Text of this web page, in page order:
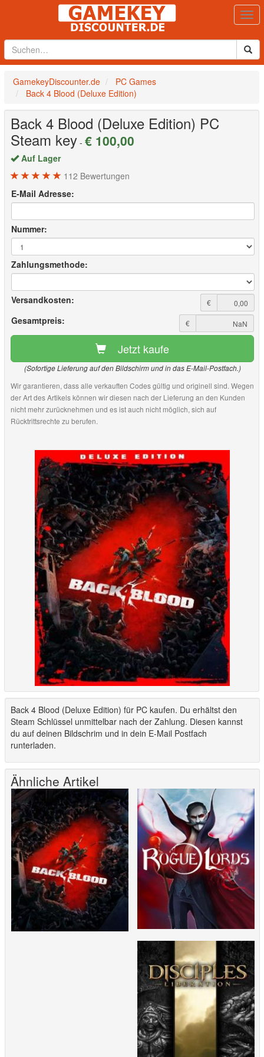
GamekeyDiscounter.de
PC Games
Back 4 Blood (Deluxe Edition)
Back 4 Blood (Deluxe Edition) PC
Steam key - € 100,00
Auf Lager
112 Bewertungen
E-Mail Adresse:
Nummer:
Zahlungsmethode:
Versandkosten: €
Gesamtpreis: €
Jetzt kaufe
(Sofortige Lieferung auf den Bildschirm und in das E-Mail-Postfach.)
Wir garantieren, dass alle verkauften Codes gültig und originell sind. Wegen
der Art des Artikels können wir diesen nach der Lieferung an den Kunden
nicht mehr zurücknehmen und es ist auch nicht möglich, sich auf
Rücktrittsrechte zu berufen.
Back 4 Blood (Deluxe Edition) für PC kaufen. Du erhältst den
Steam Schlüssel unmittelbar nach der Zahlung. Diesen kannst
du auf deinen Bildschrim und in dein E-Mail Postfach
runterladen.
Ähnliche Artikel